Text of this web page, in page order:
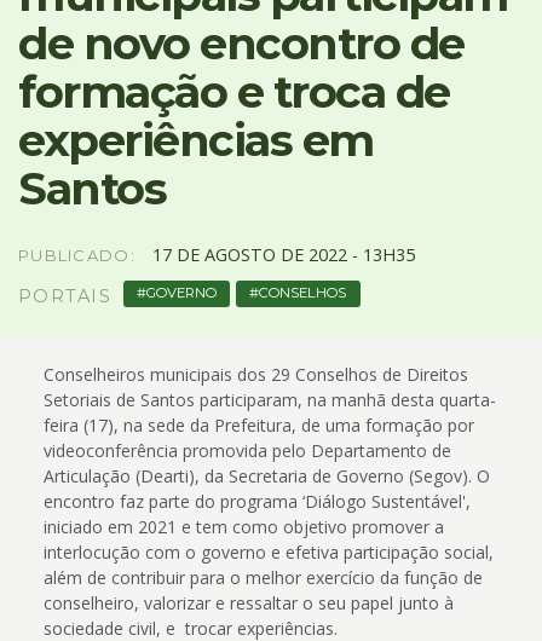
Acessibilidade
de novo encontro de
formação e troca de
experiências em
Santos
PUBLICADO: 17 DE AGOSTO DE 2022 - 13H35
PORTAIS GOVERNO CONSELHOS
Conselheiros municipais dos 29 Conselhos de Direitos
Setoriais de Santos participaram, na manhã desta quarta-
feira (17), na sede da Prefeitura, de uma formação por
videoconferência promovida pelo Departamento de
Articulação (Dearti), da Secretaria de Governo (Segov). O
encontro faz parte do programa ‘Diálogo Sustentável',
iniciado em 2021 e tem como objetivo promover a
interlocução com o governo e efetiva participação social,
além de contribuir para o melhor exercício da função de
conselheiro, valorizar e ressaltar o seu papel junto à
sociedade civil, e trocar experiências.